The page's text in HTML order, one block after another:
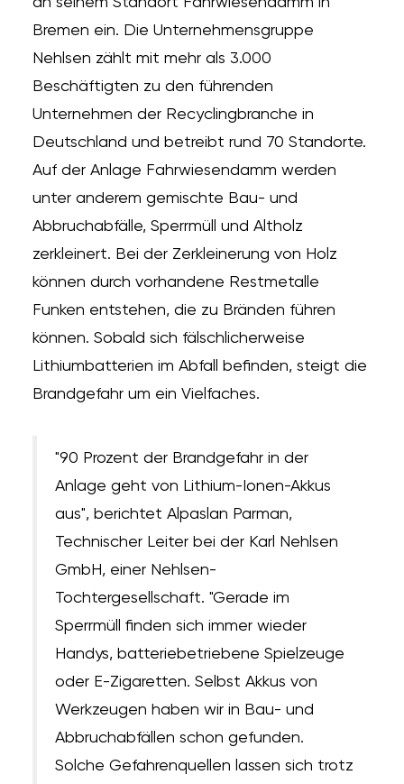
Bremen ein. Die Unternehmensgruppe
Nehlsen zählt mit mehr als 3.000
Beschäftigten zu den führenden
Unternehmen der Recyclingbranche in
Deutschland und betreibt rund 70 Standorte.
Auf der Anlage Fahrwiesendamm werden
unter anderem gemischte Bau- und
Abbruchabfälle, Sperrmüll und Altholz
zerkleinert. Bei der Zerkleinerung von Holz
können durch vorhandene Restmetalle
Funken entstehen, die zu Bränden führen
können. Sobald sich fälschlicherweise
Lithiumbatterien im Abfall befinden, steigt die
Brandgefahr um ein Vielfaches.
"90 Prozent der Brandgefahr in der
Anlage geht von Lithium-Ionen-Akkus
aus", berichtet Alpaslan Parman,
Technischer Leiter bei der Karl Nehlsen
GmbH, einer Nehlsen-
Tochtergesellschaft. "Gerade im
Sperrmüll finden sich immer wieder
Handys, batteriebetriebene Spielzeuge
oder E-Zigaretten. Selbst Akkus von
Werkzeugen haben wir in Bau- und
Abbruchabfällen schon gefunden.
Solche Gefahrenquellen lassen sich trotz